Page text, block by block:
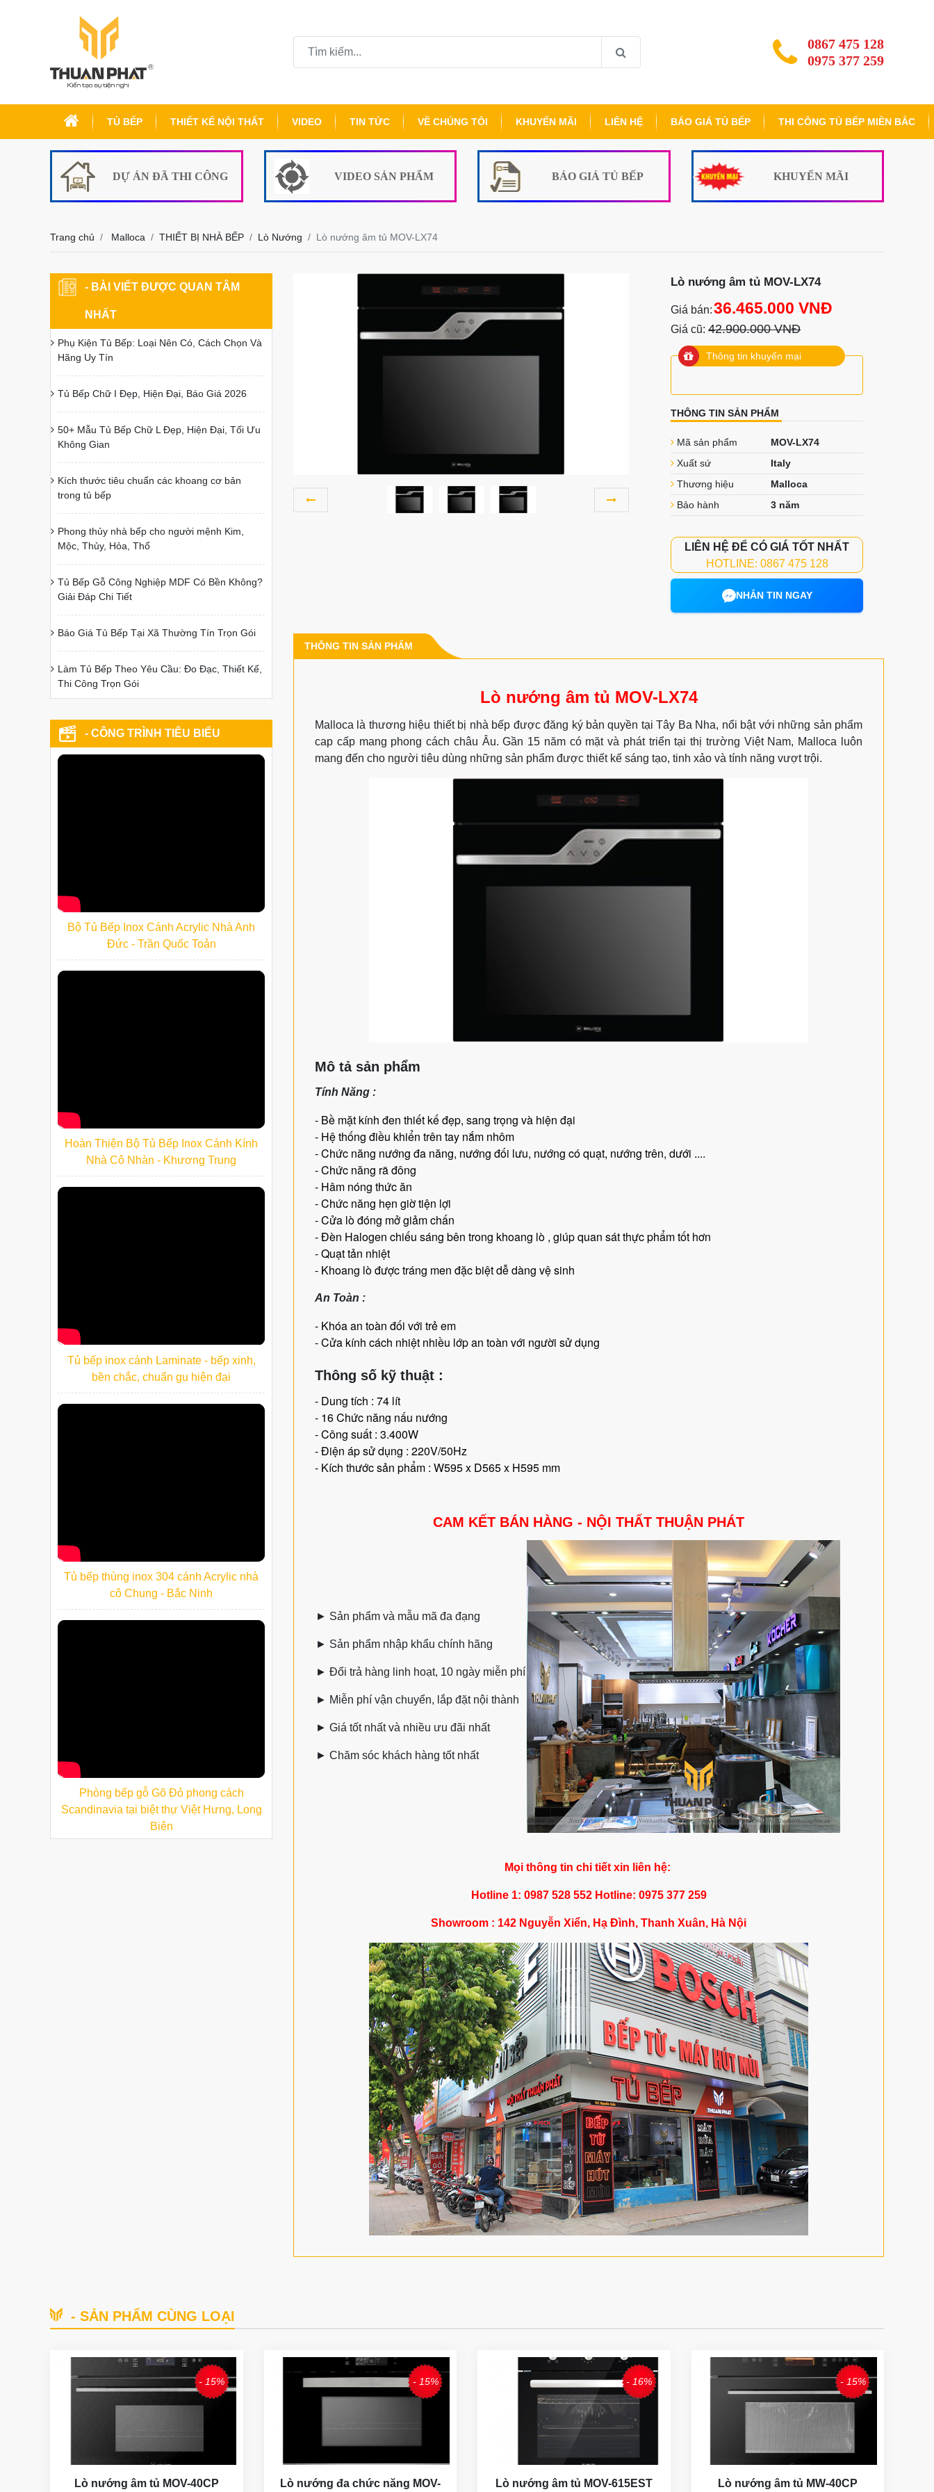
0867 475 128
0975 377 259
TỦ BẾP THIẾT KẾ NỘI THẤT VIDEO TIN TỨC VỀ CHÚNG TÔI KHUYẾN MÃI LIÊN HỆ BÁO GIÁ TỦ BẾP THI CÔNG TỦ BẾP MIỀN BẮC
DỰ ÁN ĐÃ THI CÔNG VIDEO SẢN PHẨM BÁO GIÁ TỦ BẾP KHUYẾN MÃI
Trang chủ Malloca THIẾT BỊ NHÀ BẾP Lò Nướng Lò nướng âm tủ MOV-LX74
Lò nướng âm tủ MOV-LX74
Giá bán:36.465.000 VNĐ
Giá cũ: 42.900.000 VNĐ
Thông tin khuyến mại
THÔNG TIN SẢN PHẨM
Mã sản phẩm
MOV-LX74
Xuất sứ
Italy
Thương hiệu
Malloca
Bảo hành
3 năm
LIÊN HỆ ĐỂ CÓ GIÁ TỐT NHẤT
HOTLINE: 0867 475 128
NHẮN TIN NGAY
THÔNG TIN SẢN PHẨM
Lò nướng âm tủ MOV-LX74
Malloca là thương hiệu thiết bị nhà bếp được đăng ký bản quyền tại Tây Ba Nha, nổi bật với những sản phẩm
cap cấp mang phong cách châu Âu. Gần 15 năm có mặt và phát triển tại thị trường Việt Nam, Malloca luôn
mang đến cho người tiêu dùng những sản phẩm được thiết kế sáng tạo, tinh xảo và tính năng vượt trội.
Mô tả sản phẩm
Tính Năng :
- Bề mặt kính đen thiết kế đẹp, sang trọng và hiện đại
- Hệ thống điều khiển trên tay nắm nhôm
- Chức năng nướng đa năng, nướng đối lưu, nướng có quạt, nướng trên, dưới ....
- Chức năng rã đông
- Hâm nóng thức ăn
- Chức năng hẹn giờ tiện lợi
- Cửa lò đóng mở giảm chấn
- Đèn Halogen chiếu sáng bên trong khoang lò , giúp quan sát thực phẩm tốt hơn
- Quạt tản nhiệt
- Khoang lò được tráng men đặc biệt dễ dàng vệ sinh
An Toàn :
- Khóa an toàn đối với trẻ em
- Cửa kính cách nhiệt nhiều lớp an toàn với người sử dụng
Thông số kỹ thuật :
- Dung tích : 74 lít
- 16 Chức năng nấu nướng
- Công suất : 3.400W
- Điện áp sử dụng : 220V/50Hz
- Kích thước sản phẩm : W595 x D565 x H595 mm
CAM KẾT BÁN HÀNG - NỘI THẤT THUẬN PHÁT
► Sản phẩm và mẫu mã đa đạng
► Sản phẩm nhập khẩu chính hãng
► Đổi trả hàng linh hoạt, 10 ngày miễn phí
► Miễn phí vận chuyển, lắp đặt nội thành
► Giá tốt nhất và nhiều ưu đãi nhất
► Chăm sóc khách hàng tốt nhất
Mọi thông tin chi tiết xin liên hệ:
Hotline 1: 0987 528 552 Hotline: 0975 377 259
Showroom : 142 Nguyễn Xiển, Hạ Đình, Thanh Xuân, Hà Nội
- BÀI VIẾT ĐƯỢC QUAN TÂM
NHẤT
Phụ Kiện Tủ Bếp: Loại Nên Có, Cách Chọn Và
Hãng Uy Tín
Tủ Bếp Chữ I Đẹp, Hiện Đại, Báo Giá 2026
50+ Mẫu Tủ Bếp Chữ L Đẹp, Hiện Đại, Tối Ưu
Không Gian
Kích thước tiêu chuẩn các khoang cơ bản
trong tủ bếp
Phong thủy nhà bếp cho người mệnh Kim,
Mộc, Thủy, Hỏa, Thổ
Tủ Bếp Gỗ Công Nghiệp MDF Có Bền Không?
Giải Đáp Chi Tiết
Báo Giá Tủ Bếp Tại Xã Thường Tín Trọn Gói
Làm Tủ Bếp Theo Yêu Cầu: Đo Đạc, Thiết Kế,
Thi Công Trọn Gói
- CÔNG TRÌNH TIÊU BIỂU
Bộ Tủ Bếp Inox Cánh Acrylic Nhà Anh
Đức - Trần Quốc Toản
Hoàn Thiện Bộ Tủ Bếp Inox Cánh Kính
Nhà Cô Nhàn - Khương Trung
Tủ bếp inox cánh Laminate - bếp xinh,
bền chắc, chuẩn gu hiện đại
Tủ bếp thùng inox 304 cánh Acrylic nhà
cô Chung - Bắc Ninh
Phòng bếp gỗ Gõ Đỏ phong cách
Scandinavia tại biệt thự Việt Hưng, Long
Biên
- SẢN PHẨM CÙNG LOẠI
- 15%
Lò nướng âm tủ MOV-40CP
- 15%
Lò nướng đa chức năng MOV-
- 16%
Lò nướng âm tủ MOV-615EST
- 15%
Lò nướng âm tủ MW-40CP